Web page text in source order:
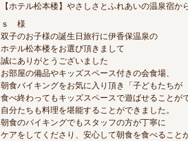
【ホテル松本楼】やさしさとふれあいの温泉宿か
ｓ 様
双子のお子様の誕生日旅行に伊香保温泉の
ホテル松本楼をお選び頂きまして
誠にありがとうございました
お部屋の備品やキッズスペース付きの会食場、
朝食バイキングをお気に入り頂き「子どもたちが
食べ終わってもキッズスペースで遊ばせることがで
自分たちも料理を堪能することができました。
朝食のバイキングでもスタッフの方が丁寧に
ケアをしてくださり、安心して朝食を食べること